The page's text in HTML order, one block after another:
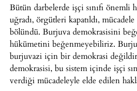
Bütün darbelerde işçi sınıfı önemli
uğradı, örgütleri kapatıldı,
bölündü. Burjuva demokrasisini
hükümetini beğenmeyebiliriz.
burjuvazi için bir demokrasi
demokrasisi, bu sistem içinde işçi
verdiği mücadeleyle elde edilen